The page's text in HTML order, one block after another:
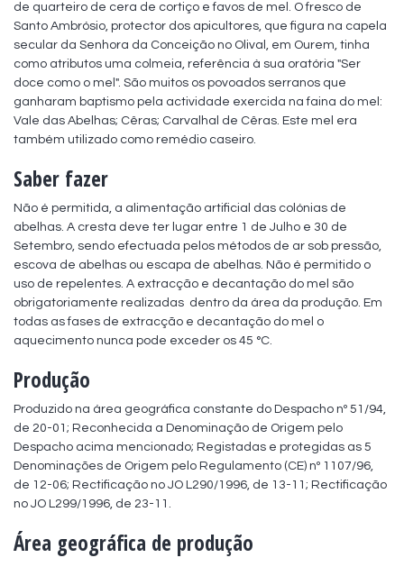
de quarteiro de cera de cortiço e favos de mel. O fresco de
Santo Ambrósio, protector dos apicultores, que figura na capela
secular da Senhora da Conceição no Olival, em Ourem, tinha
como atributos uma colmeia, referência à sua oratória "Ser
doce como o mel". São muitos os povoados serranos que
ganharam baptismo pela actividade exercida na faina do mel:
Vale das Abelhas; Cêras; Carvalhal de Cêras. Este mel era
também utilizado como remédio caseiro.
Saber fazer
Não é permitida, a alimentação artificial das colónias de
abelhas. A cresta deve ter lugar entre 1 de Julho e 30 de
Setembro, sendo efectuada pelos métodos de ar sob pressão,
escova de abelhas ou escapa de abelhas. Não é permitido o
uso de repelentes. A extracção e decantação do mel são
obrigatoriamente realizadas  dentro da área da produção. Em
todas as fases de extracção e decantação do mel o
aquecimento nunca pode exceder os 45 °C.
Produção
Produzido na área geográfica constante do Despacho nº 51/94,
de 20-01; Reconhecida a Denominação de Origem pelo
Despacho acima mencionado; Registadas e protegidas as 5
Denominações de Origem pelo Regulamento (CE) nº 1107/96,
de 12-06; Rectificação no JO L290/1996, de 13-11; Rectificação
no JO L299/1996, de 23-11.
Área geográfica de produção